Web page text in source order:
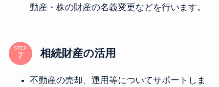
動産・株の財産の名義変更などを行います。
STEP 相続財産の活用
不動産の売却、運用等についてサポートしま